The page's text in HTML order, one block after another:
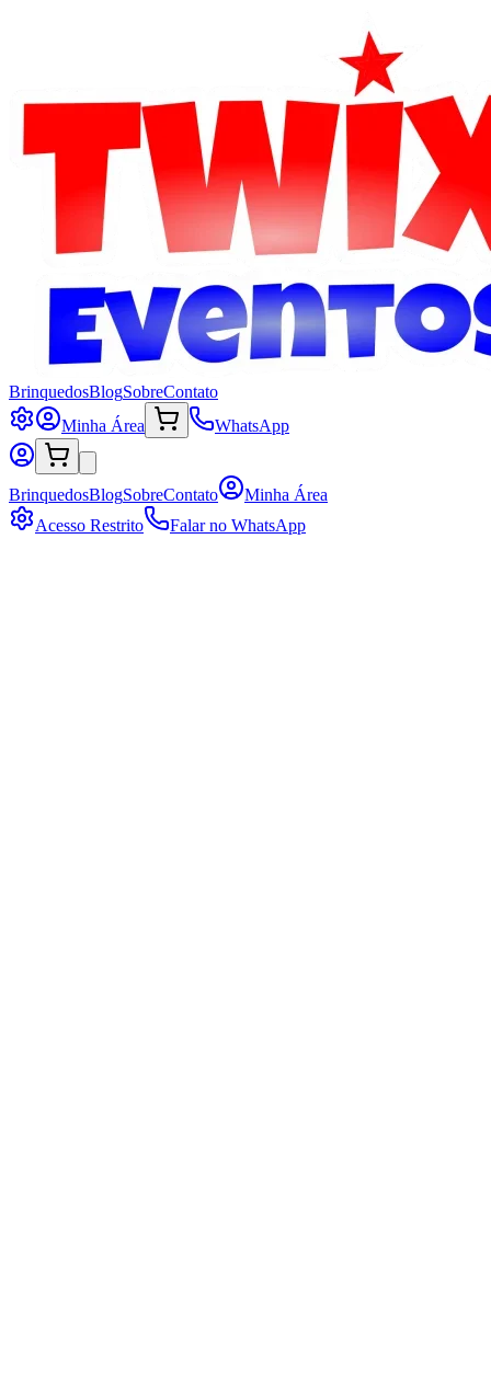
BrinquedosBlogSobreContato
Minha Área
WhatsApp
BrinquedosBlogSobreContato
Minha Área
Acesso Restrito
Falar no WhatsApp